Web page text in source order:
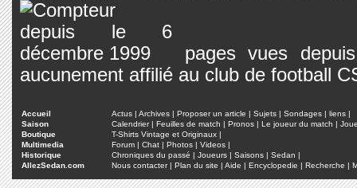
pages vues
aucunement affilié au club de football
Accueil Actus | Archives | Proposer un article | Sujets | Sondages | liens |
Saison
Calendrier| Feuilles de match | Pronos | Le joueur du match |
Boutique
T-Shirts Vintage et Originaux |
Multimedia
Forum | Chat | Photos | Videos |
Historique
Chroniques du passé | Joueurs | Saisons | Sedan |
AllezSedan.com
Nous contacter| Plan du site | Aide | Encyclopedie | Recherche |